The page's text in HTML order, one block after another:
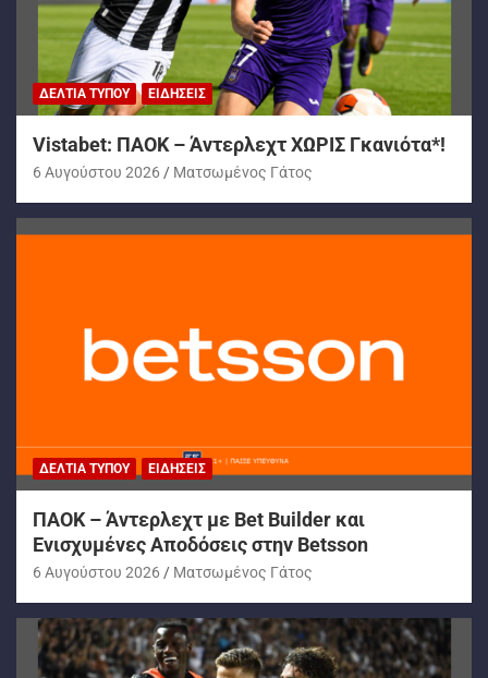
ΔΕΛΤΊΑ ΤΎΠΟΥ ΕΙΔΉΣΕΙΣ
Vistabet: ΠΑΟΚ – Άντερλεχτ ΧΩΡΙΣ Γκανιότα*!
6 Αυγούστου 2026 Ματσωμένος Γάτος
ΔΕΛΤΊΑ ΤΎΠΟΥ ΕΙΔΉΣΕΙΣ
ΠΑΟΚ – Άντερλεχτ με Bet Builder και
Ενισχυμένες Αποδόσεις στην Betsson
6 Αυγούστου 2026 Ματσωμένος Γάτος